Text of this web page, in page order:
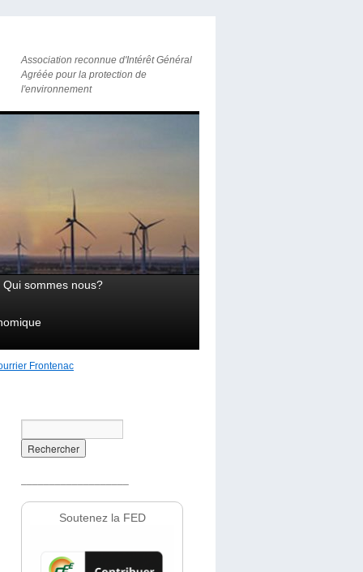
Association reconnue d'Intérêt Général
Agréée pour la protection de
l'environnement
Qui sommes nous?
Frontenac
Soutenez la FED